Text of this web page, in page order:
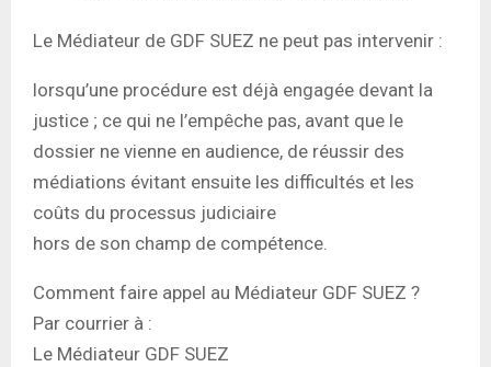
Le Médiateur de GDF SUEZ ne peut pas intervenir :
lorsqu’une procédure est déjà engagée devant la
justice ; ce qui ne l’empêche pas, avant que le
dossier ne vienne en audience, de réussir des
médiations évitant ensuite les difficultés et les
coûts du processus judiciaire
hors de son champ de compétence.
Comment faire appel au Médiateur GDF SUEZ ?
Par courrier à :
Le Médiateur GDF SUEZ